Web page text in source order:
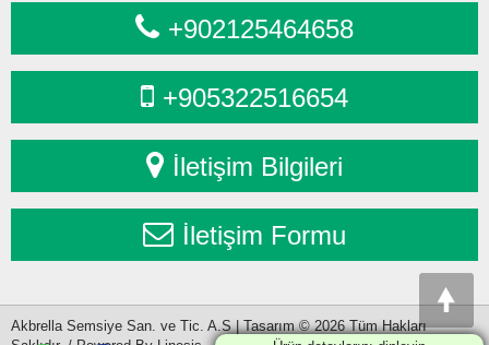
+902125464658
+905322516654
İletişim Bilgileri
İletişim Formu
Akbrella Semsiye San. ve Tic. A.S | Tasarım © 2026 Tüm Hakları